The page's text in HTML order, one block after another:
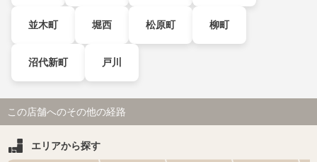
並木町 堀西 松原町 柳町
沼代新町 戸川
この店舗へのその他の経路
エリアから探す